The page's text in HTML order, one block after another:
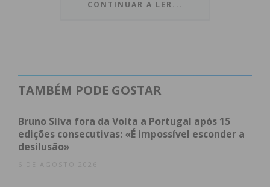
e aliciamento de menores para fins sexuais.
habitação por uma porta traseira. “Nesse preciso
respetiva diligência, um homem com 43 anos, com o
qual se envolveu física e violentamente”, refere a PJ.
Quando um segundo inspetor de deslocou ao local,
CONTINUAR A LER...
TAMBÉM PODE GOSTAR
Bruno Silva fora da Volta a Portugal após 15
edições consecutivas: «É impossível esconder a
desilusão»
6 DE AGOSTO 2026